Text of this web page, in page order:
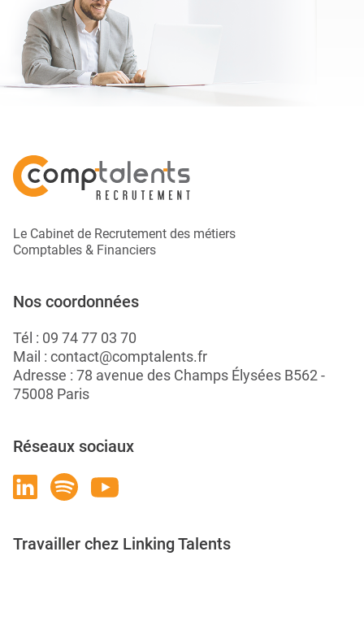
Le Cabinet de Recrutement des métiers
Comptables & Financiers
Nos coordonnées
Tél : 09 74 77 03 70
Mail : contact@comptalents.fr
Adresse : 78 avenue des Champs Élysées B562 -
75008 Paris
Réseaux sociaux
Travailler chez Linking Talents